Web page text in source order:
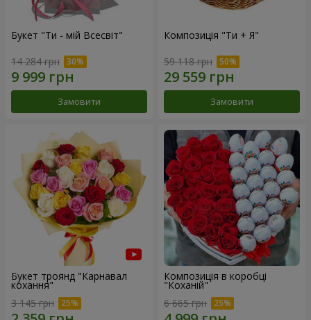
Букет "Ти - мій Всесвіт"
14 284 грн
Замовити
Композиція "Ти + Я"
59 118 грн
Замовити
Букет троянд "Карнавал
кохання"
3 145 грн
Композиція в коробці
"Коханій"
6 665 грн